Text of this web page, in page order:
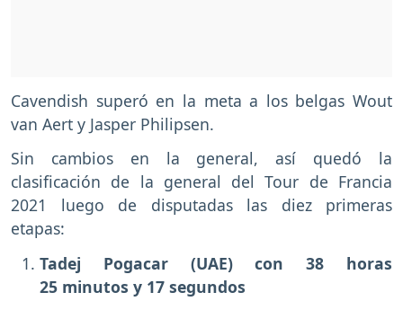
Cavendish superó en la meta a los belgas Wout
van Aert y Jasper Philipsen.
Sin cambios en la general, así quedó la
clasificación de la general del Tour de Francia
2021 luego de disputadas las diez primeras
etapas:
Tadej Pogacar (UAE) con 38 horas
25 minutos y 17 segundos